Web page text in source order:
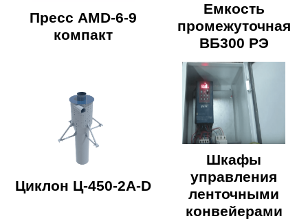
Пресс AMD-6-9
компакт
Емкость
промежуточная
ВБ300 РЭ
Циклон Ц-450-2A-D
Шкафы
управления
ленточными
конвейерами